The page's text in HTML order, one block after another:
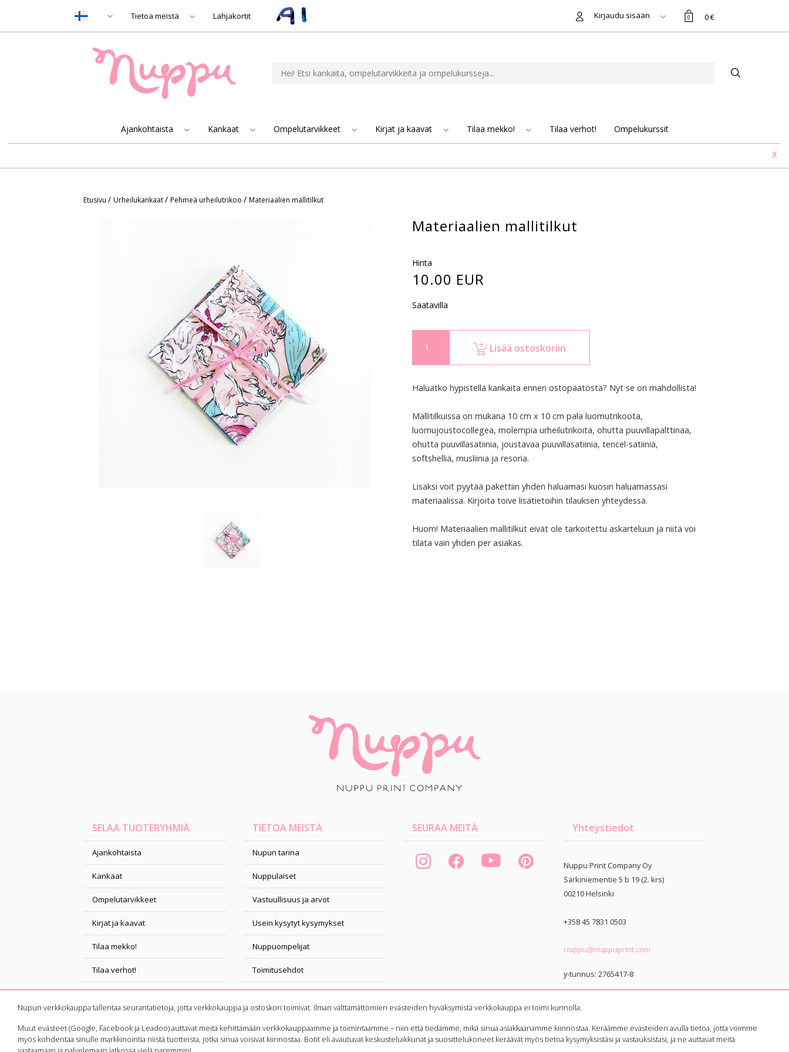
Tietoa meistä Lahjakortit Kirjaudu sisään 0 0 €
Ajankohtaista Kankaat Ompelutarvikkeet Kirjat ja kaavat Tilaa mekko! Tilaa verhot! Ompelukurssit
X
Etusivu / Urheilukankaat/ Pehmeä urheilutrikoo / Materiaalien mallitilkut
Materiaalien mallitilkut
Hinta
10.00 EUR
Saatavilla
Lisää ostoskoriin
Haluatko hypistellä kankaita ennen ostopäätöstä? Nyt se on mahdollista!
Mallitilkuissa on mukana 10 cm x 10 cm pala luomutrikoota,
luomujoustocollegea, molempia urheilutrikoita, ohutta puuvillapalttinaa,
ohutta puuvillasatiinia, joustavaa puuvillasatiinia, tencel-satiinia,
softshelliä, musliinia ja resoria.
Lisäksi voit pyytää pakettiin yhden haluamasi kuosin haluamassasi
materiaalissa. Kirjoita toive lisätietoihin tilauksen yhteydessä.
Huom! Materiaalien mallitilkut eivät ole tarkoitettu askarteluun ja niitä voi
tilata vain yhden per asiakas.
SELAA TUOTERYHMIÄ
Ajankohtaista
Kankaat
Ompelutarvikkeet
Kirjat ja kaavat
Tilaa mekko!
Tilaa verhot!
Ompelukurssit
TIETOA MEISTÄ
Nupun tarina
Nuppulaiset
Vastuullisuus ja arvot
Usein kysytyt kysymykset
Nuppuompelijat
Toimitusehdot
Tapahtumakalenteri
SEURAA MEITÄ Yhteystiedot
Nuppu Print Company Oy
Särkiniementie 5 b 19 (2. krs)
00210Helsinki
+358 45 7831 0503
nuppu@nuppuprint.com
y-tunnus: 2765417-8
© 2021 Nuppu Print Company
Nupun verkkokauppa tallentaa seurantatietoja, jotta verkkokauppa ja ostoskori toimivat. Ilman välttämättömien evästeiden hyväksymistä verkkokauppa ei toimi kunnolla.
Muut evästeet (Google, Facebook ja Leadoo) auttavat meitä kehittämään verkkokauppaamme ja toimintaamme – niin että tiedämme, mikä sinua asiakkaanamme kiinnostaa. Keräämme evästeiden avulla tietoa, jotta voimme
myös kohdentaa sinulle markkinointia niistä tuotteista, jotka sinua voisivat kiinnostaa. Botit eli avautuvat keskusteluikkunat ja suosittelukoneet keräävät myös tietoa kysymyksistäsi ja vastauksistasi, ja ne auttavat meitä